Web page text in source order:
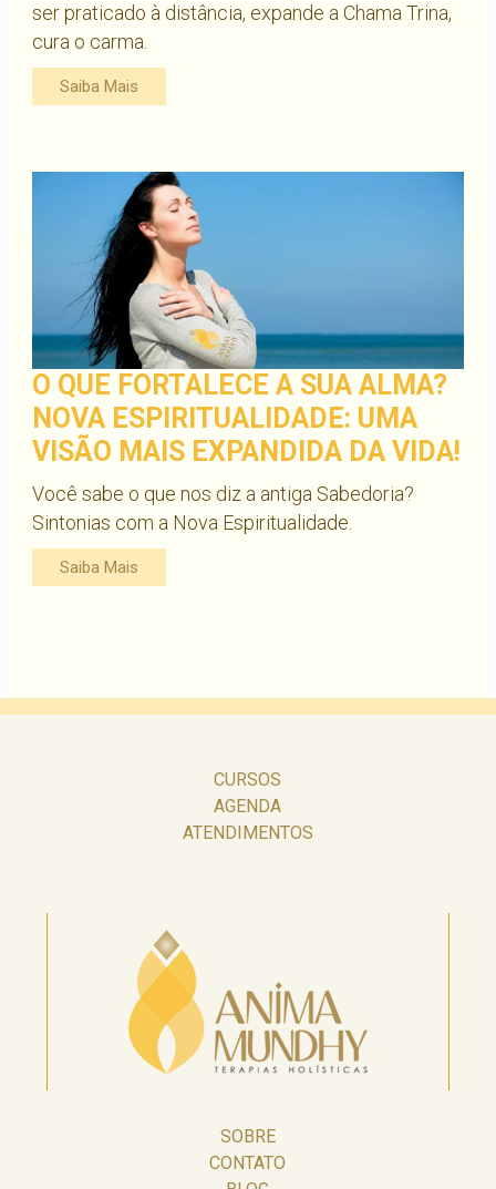
ser praticado à distância, expande a Chama Trina,
cura o carma.
Saiba Mais
O QUE FORTALECE A SUA ALMA?
NOVA ESPIRITUALIDADE: UMA
VISÃO MAIS EXPANDIDA DA VIDA!
Você sabe o que nos diz a antiga Sabedoria?
Sintonias com a Nova Espiritualidade.
Saiba Mais
CURSOS
AGENDA
ATENDIMENTOS
SOBRE
CONTATO